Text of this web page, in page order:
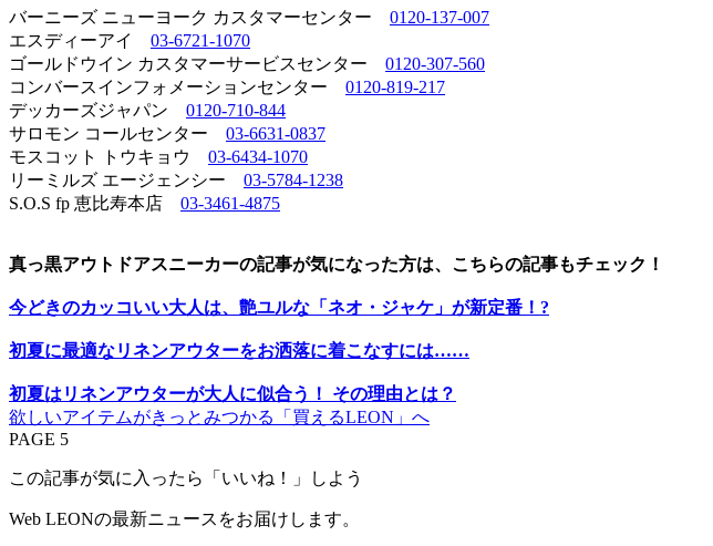
バーニーズ ニューヨーク カスタマーセンター 0120-137-007
エスディーアイ 03-6721-1070
ゴールドウイン カスタマーサービスセンター 0120-307-560
コンバースインフォメーションセンター 0120-819-217
デッカーズジャパン 0120-710-844
サロモン コールセンター 03-6631-0837
モスコット トウキョウ 03-6434-1070
リーミルズ エージェンシー 03-5784-1238
S.O.S fp 恵比寿本店 03-3461-4875
真っ黒アウトドアスニーカーの記事が気になった方は、こちらの記事もチェック！
今どきのカッコいい大人は、艶ユルな「ネオ・ジャケ」が新定番！?
初夏に最適なリネンアウターをお洒落に着こなすには……
初夏はリネンアウターが大人に似合う！ その理由とは？
欲しいアイテムがきっとみつかる「買えるLEON」へ
PAGE 5
この記事が気に入ったら「いいね！」しよう
Web LEONの最新ニュースをお届けします。